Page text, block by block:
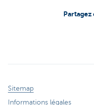
Partagez
Sitemap
Informations légales